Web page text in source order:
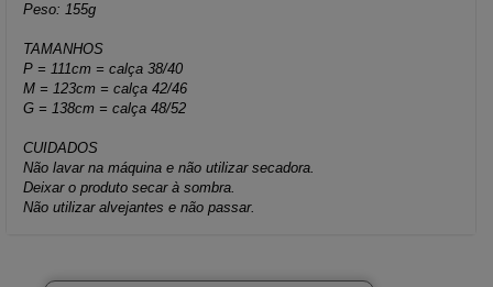
Peso: 155g
TAMANHOS
P = 111cm = calça 38/40
M = 123cm = calça 42/46
G = 138cm = calça 48/52
CUIDADOS
Não lavar na máquina e não utilizar secadora.
Deixar o produto secar à sombra.
Não utilizar alvejantes e não passar.